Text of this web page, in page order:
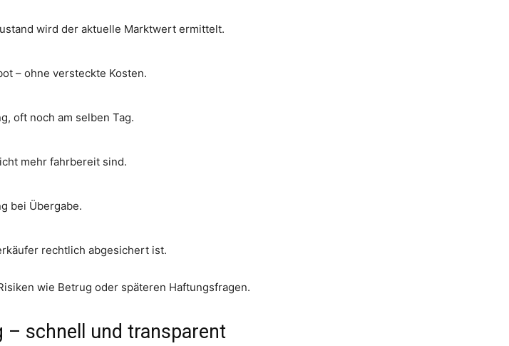
wird der aktuelle Marktwert ermittelt.
– ohne versteckte Kosten.
oft noch am selben Tag.
mehr fahrbereit sind.
bei Übergabe.
rechtlich abgesichert ist.
wie Betrug oder späteren Haftungsfragen.
– schnell und transparent